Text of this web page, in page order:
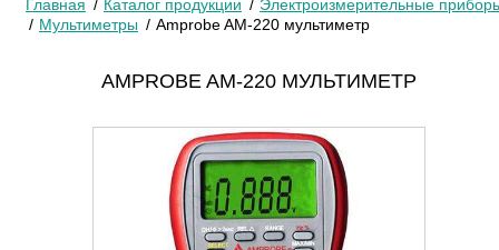
Главная Каталог продукции
Электроизмерительные
Мультиметры
Amprobe AM-220 мультиметр
AMPROBE AM-220 МУЛЬТИМЕТР